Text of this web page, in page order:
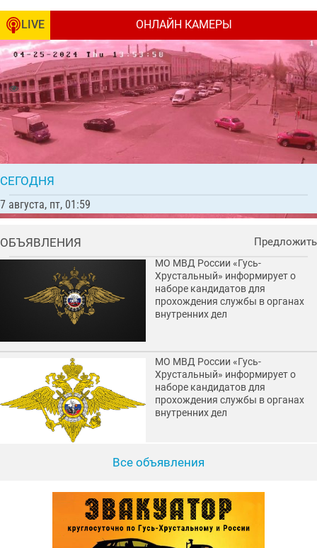
LIVE ОНЛАЙН КАМЕРЫ
Перекрёсток улицы Калинина и
Интернациональной, вид на «Торговые ряды»
8551 | Комментарии: 13
СЕГОДНЯ
7 августа, пт, 01:59
ОБЪЯВЛЕНИЯ Предложить
МО МВД России «Гусь-
Хрустальный» информирует о
наборе кандидатов для
прохождения службы в органах
внутренних дел
МО МВД России «Гусь-
Хрустальный» информирует о
наборе кандидатов для
прохождения службы в органах
внутренних дел
Все объявления